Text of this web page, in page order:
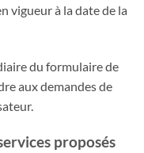
vigueur à la date de la
du formulaire de
aux demandes de
proposés